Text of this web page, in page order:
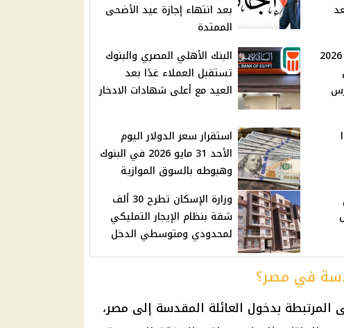
بعد انتهاء إجازة عيد الأضحى
الممتدة
حجب نتيجة صفوف النقل 2026
البنك الأهلي المصري والبنوك
تستقبل العملاء غدًا بعد
العيد مع أعلى شهادات الادخار
استقرار سعر الدولار اليوم
الأحد 31 مايو 2026 في البنوك
وهبوطه بالسوق الموازية
وزارة الإسكان تطرح 30 ألف
شقة بنظام الإيجار التمليكي
لمحدودي ومتوسطي الدخل
في مصر؟
المرتبطة بدخول العائلة المقدسة إلى مصر،